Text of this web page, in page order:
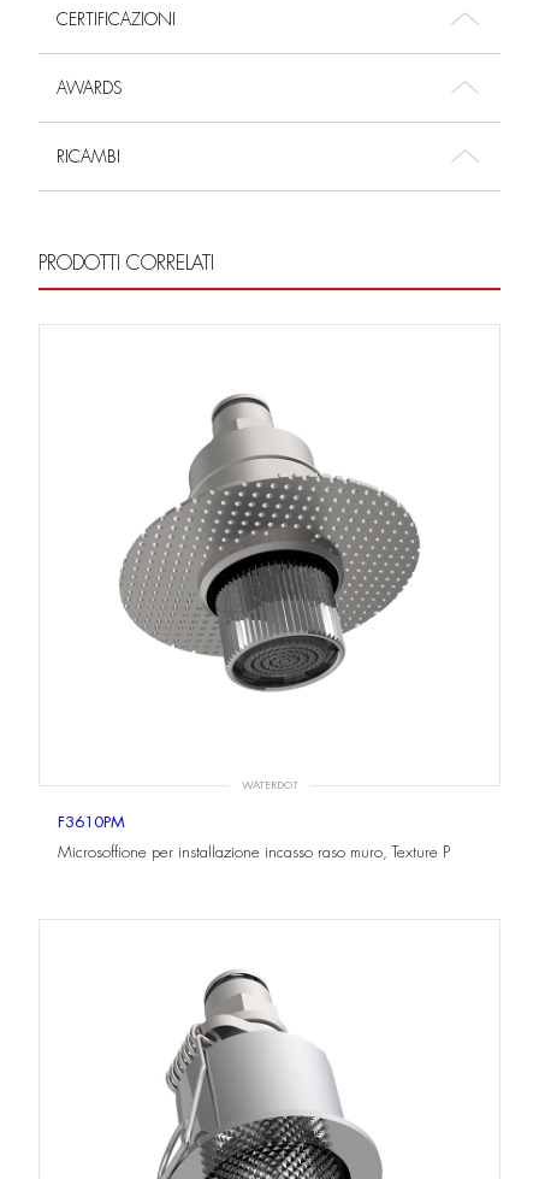
CERTIFICAZIONI
AWARDS
RICAMBI
PRODOTTI CORRELATI
WATERDOT
F3610PM
Microsoffione per installazione incasso raso muro, Texture P